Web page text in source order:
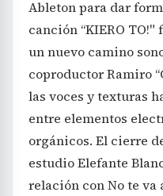
Ableton para dar
canción “KIERO
un nuevo camino
coproductor Ramiro
las voces y texturas
entre elementos
orgánicos. El cierre
estudio Elefante
relación con No te va